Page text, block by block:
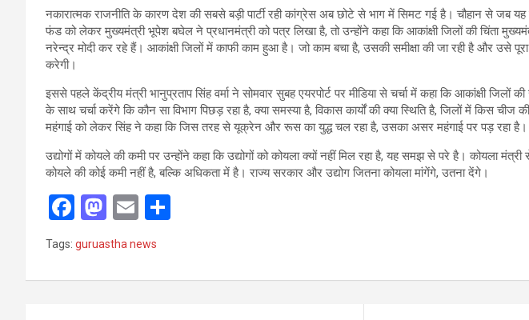
नकारात्मक राजनीति के कारण देश की सबसे बड़ी पार्टी रही कांग्रेस अब छोटे से भाग में सिमट गई है। चौहान से जब यह
फंड को लेकर मुख्यमंत्री भूपेश बघेल ने प्रधानमंत्री को पत्र लिखा है, तो उन्होंने कहा कि आकांक्षी जिलों की चिंता
नरेन्द्र मोदी कर रहे हैं। आकांक्षी जिलों में काफी काम हुआ है। जो काम बचा है, उसकी समीक्षा की जा रही है और उसे
करेगी।
इससे पहले केंद्रीय मंत्री भानुप्रताप सिंह वर्मा ने सोमवार सुबह एयरपोर्ट पर मीडिया से चर्चा में कहा कि आकांक्षी जिलों
के साथ चर्चा करेंगे कि कौन सा विभाग पिछड़ रहा है, क्या समस्या है, विकास कार्यों की क्या स्थिति है, जिलों में किस चीज
महंगाई को लेकर सिंह ने कहा कि जिस तरह से यूक्रेन और रूस का युद्ध चल रहा है, उसका असर महंगाई पर पड़ रहा है।
उद्योगों में कोयले की कमी पर उन्होंने कहा कि उद्योगों को कोयला क्यों नहीं मिल रहा है, यह समझ से परे है। कोयला मंत्री
कोयले की कोई कमी नहीं है, बल्कि अधिकता में है। राज्य सरकार और उद्योग जितना कोयला मांगेंगे, उतना देंगे।
F
ce
b
M
a
st
o
E
ail
e
Tags: guruastha news